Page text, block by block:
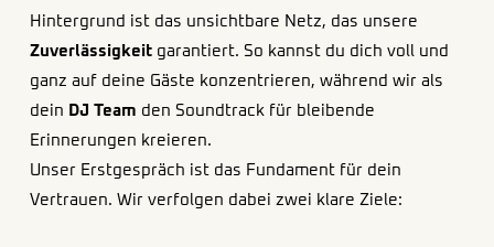
Hintergrund ist das unsichtbare Netz, das unsere
Zuverlässigkeitgarantiert. So kannst du dich voll und
ganz auf deine Gäste konzentrieren, während wir als
dein DJ Team den Soundtrack für bleibende
Erinnerungen kreieren.
Unser Erstgespräch ist das Fundament für dein
Vertrauen. Wir verfolgen dabei zwei klare Ziele: